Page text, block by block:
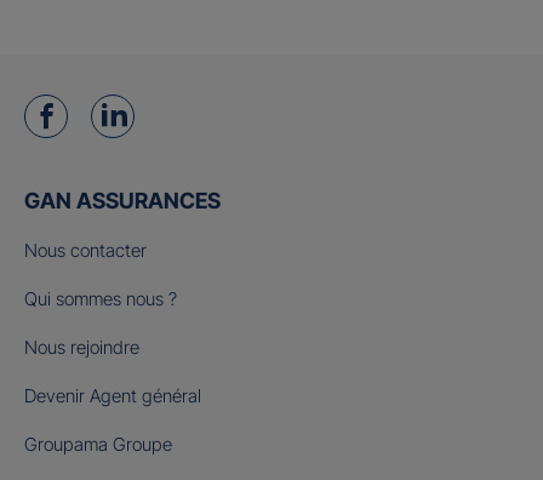
GAN ASSURANCES
Nous contacter
Qui sommes nous ?
Nous rejoindre
Devenir Agent général
Groupama Groupe